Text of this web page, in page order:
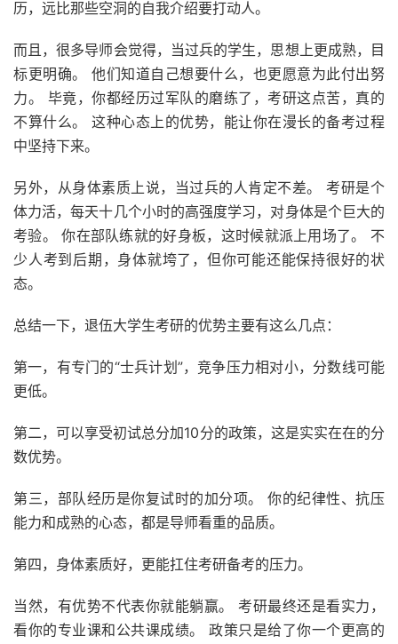
历，远比那些空洞的自我介绍要打动人。
而且，很多导师会觉得，当过兵的学生，思想上更成熟，目
标更明确。 他们知道自己想要什么，也更愿意为此付出努
力。 毕竟，你都经历过军队的磨练了，考研这点苦，真的
不算什么。 这种心态上的优势，能让你在漫长的备考过程
中坚持下来。
另外，从身体素质上说，当过兵的人肯定不差。 考研是个
体力活，每天十几个小时的高强度学习，对身体是个巨大的
考验。 你在部队练就的好身板，这时候就派上用场了。 不
少人考到后期，身体就垮了，但你可能还能保持很好的状
态。
总结一下，退伍大学生考研的优势主要有这么几点：
第一，有专门的“士兵计划”，竞争压力相对小，分数线可能
更低。
第二，可以享受初试总分加10分的政策，这是实实在在的分
数优势。
第三，部队经历是你复试时的加分项。 你的纪律性、抗压
能力和成熟的心态，都是导师看重的品质。
第四，身体素质好，更能扛住考研备考的压力。
当然，有优势不代表你就能躺赢。 考研最终还是看实力，
看你的专业课和公共课成绩。 政策只是给了你一个更高的